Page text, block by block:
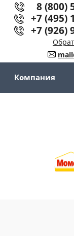
8 (800)
+7 (495)
+7 (926)
Компания